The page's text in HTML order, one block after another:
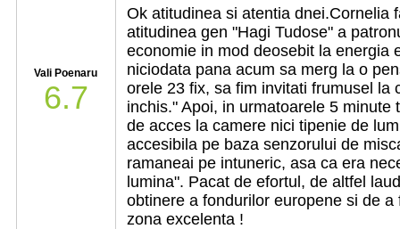
Vali Poenaru
6.7
Ok atitudinea si atentia dnei.Cornelia
atitudinea gen "Hagi Tudose" a
economie in mod deosebit la energia
niciodata pana acum sa merg la o
orele 23 fix, sa fim invitati frumusel la
inchis." Apoi, in urmatoarele 5
de acces la camere nici tipenie de
accesibila pe baza senzorului de
ramaneai pe intuneric, asa ca era
lumina". Pacat de efortul, de altfel
obtinere a fondurilor europene si de
zona excelenta !